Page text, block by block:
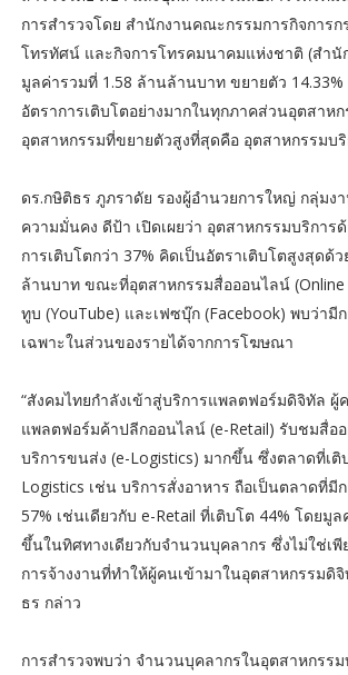
การสำรวจโดย สำนักงานคณะกรรมการกิจการก
โทรทัศน์ และกิจการโทรคมนาคมแห่งชาติ (สำนั
มูลค่ารวมที่ 1.58 ล้านล้านบาท ขยายตัว 14.33%
อัตราการเติบโตอย่างมากในทุกภาคส่วนอุตสาห
อุตสาหกรรมที่ขยายตัวสูงที่สุดคือ อุตสาหกรรมบ
ดร.กษิติธร ภูภราดัย รองผู้อำนวยการใหญ่ กลุ่มง
ความมั่นคง ดีป้า เปิดเผยว่า อุตสาหกรรมบริการ
การเติบโตกว่า 37% คิดเป็นอัตราเติบโตสูงสุดด้
ล้านบาท ขณะที่อุตสาหกรรมสื่อออนไลน์ (Online
ทูบ (YouTube) และเฟซบุ๊ก (Facebook) พบว่ามี
เฉพาะในส่วนของรายได้จากการโฆษณา
“สังคมไทยกำลังเข้าสู่บริการแพลตฟอร์มดิจิทัล ผู้
แพลตฟอร์มค้าปลีกออนไลน์ (e-Retail) รับชมสื่อ
บริการขนส่ง (e-Logistics) มากขึ้น ซึ่งตลาดที่เติ
Logistics เช่น บริการสั่งอาหาร ถือเป็นตลาดที่มี
57% เช่นเดียวกับ e-Retail ที่เติบโต 44% โดยมู
ขึ้นในทิศทางเดียวกับจำนวนบุคลากร ซึ่งไม่ใช่เพี
การจ้างงานที่ทำให้ผู้คนเข้ามาในอุตสาหกรรมดิ
ธร กล่าว
การสำรวจพบว่า จำนวนบุคลากรในอุตสาหกรร